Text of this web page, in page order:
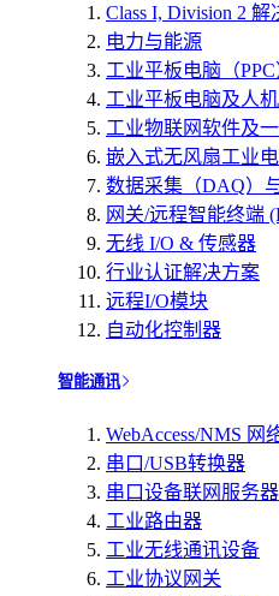
Class I, Division 2 解
电力与能源
工业平板电脑（PPC
工业平板电脑及人
工业物联网软件及
嵌入式无风扇工业
数据采集（DAQ）
网关/远程智能终端
无线 I/O & 传感器
行业认证解决方案
远程I/O模块
自动化控制器
智能通讯
WebAccess/NMS 网
串口/USB转换器
串口设备联网服务器
工业路由器
工业无线通讯设备
工业协议网关